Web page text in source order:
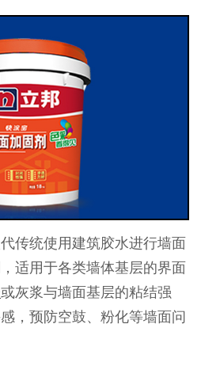
统使用建筑胶水进行墙面
适用于各类墙体基层的界面
或灰浆与墙面基层的粘结强
，预防空鼓、粉化等墙面问